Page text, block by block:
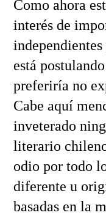
Como ahora
interés de
está
preferiría no
Cabe aquí
inveterado
literario
odio por todo
diferente u
basadas en la